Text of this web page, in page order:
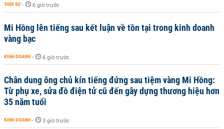
THỜI SỰ - 6 giờ trước
Mi Hồng lên tiếng sau kết luận về tồn tại trong kinh doanh
vàng bạc
KINH DOANH - 6 giờ trước
Chân dung ông chủ kín tiếng đứng sau tiệm vàng Mi Hồng:
Từ phụ xe, sửa đồ điện tử cũ đến gây dựng thương hiệu hơn
35 năm tuổi
KINH DOANH - 3 giờ trước